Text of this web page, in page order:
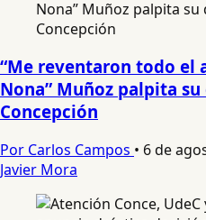
“Me reventaron todo el
Nona” Muñoz palpita
Concepción
Por Carlos Campos • 6 de
Javier Mora